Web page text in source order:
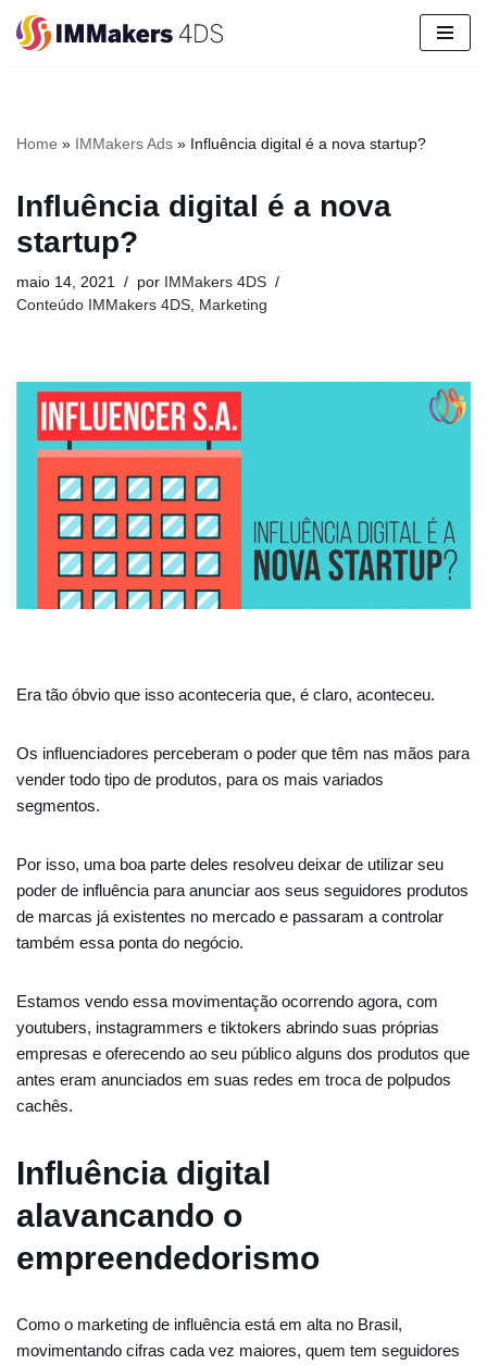
conteúdo
Home » IMMakers Ads » Influência digital é a nova startup?
Influência digital é a nova
startup?
maio 14, 2021 por IMMakers 4DS
Conteúdo IMMakers 4DS Marketing
Era tão óbvio que isso aconteceria que, é claro, aconteceu.
Os influenciadores perceberam o poder que têm nas mãos para
vender todo tipo de produtos, para os mais variados
segmentos.
Por isso, uma boa parte deles resolveu deixar de utilizar seu
poder de influência para anunciar aos seus seguidores produtos
de marcas já existentes no mercado e passaram a controlar
também essa ponta do negócio.
Estamos vendo essa movimentação ocorrendo agora, com
youtubers, instagrammers e tiktokers abrindo suas próprias
empresas e oferecendo ao seu público alguns dos produtos que
antes eram anunciados em suas redes em troca de polpudos
cachês.
Influência digital
alavancando o
empreendedorismo
Como o marketing de influência está em alta no Brasil,
movimentando cifras cada vez maiores, quem tem seguidores